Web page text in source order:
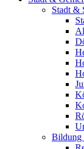
Stadt &
Bildung